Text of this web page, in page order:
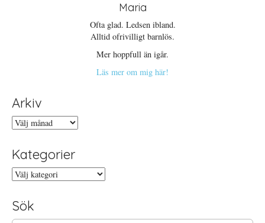
Maria
Ofta glad. Ledsen ibland.
Alltid ofrivilligt barnlös.
Mer hoppfull än igår.
Läs mer om mig här!
Arkiv
Arkiv
Kategorier
Kategorier
Sök